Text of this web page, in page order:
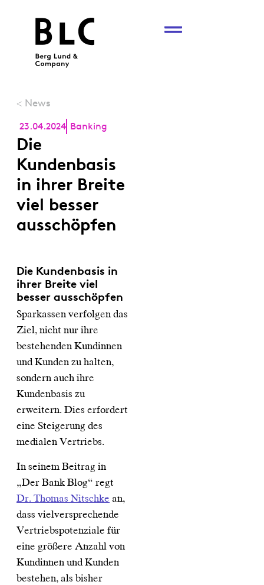
< News
23.04.2024 Banking
Die
Kundenbasis
in ihrer Breite
viel besser
ausschöpfen
Die Kundenbasis in
ihrer Breite viel
besser ausschöpfen
Sparkassen verfolgen das
Ziel, nicht nur ihre
bestehenden Kundinnen
und Kunden zu halten,
sondern auch ihre
Kundenbasis zu
erweitern. Dies erfordert
eine Steigerung des
medialen Vertriebs.
In seinem Beitrag in
„Der Bank Blog“ regt
Dr. Thomas Nitschke an,
dass vielversprechende
Vertriebspotenziale für
eine größere Anzahl von
Kundinnen und Kunden
bestehen, als bisher